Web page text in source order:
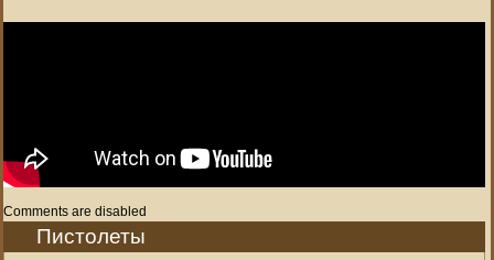
Comments are disabled
Пистолеты